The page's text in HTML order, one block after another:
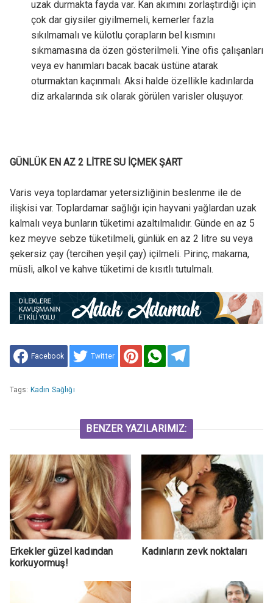
uzak durmakta fayda var. Kan akımını zorlaştırdığı için
çok dar giysiler giyilmemeli, kemerler fazla
sıkılmamalı ve külotlu çorapların bel kısmını
sıkmamasına da özen gösterilmeli. Yine ofis çalışanları
veya ev hanımları bacak bacak üstüne atarak
oturmaktan kaçınmalı. Aksi halde özellikle kadınlarda
diz arkalarında sık olarak görülen varisler oluşuyor.
GÜNLÜK EN AZ 2 LİTRE SU İÇMEK ŞART
Varis veya toplardamar yetersizliğinin beslenme ile de
ilişkisi var. Toplardamar sağlığı için hayvani yağlardan uzak
kalmalı veya bunların tüketimi azaltılmalıdır. Günde en az 5
kez meyve sebze tüketilmeli, günlük en az 2 litre su veya
şekersiz çay (tercihen yeşil çay) içilmeli. Pirinç, makarna,
müsli, alkol ve kahve tüketimi de kısıtlı tutulmalı.
Facebook Twitter
Tags: Kadın Sağlığı
BENZER YAZILARIMIZ:
Erkekler güzel kadından
korkuyormuş!
Kadınların zevk noktaları